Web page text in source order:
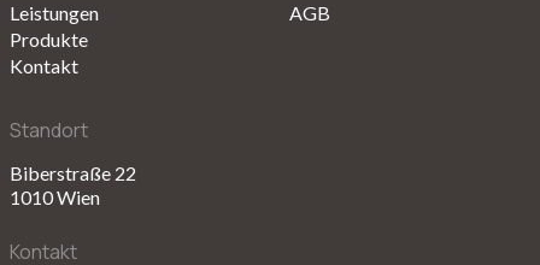
Leistungen
Produkte
Kontakt
AGB
Standort
Biberstraße 22
1010 Wien
Kontakt